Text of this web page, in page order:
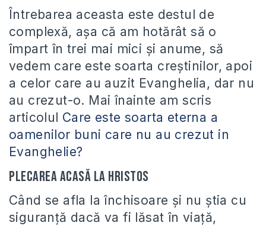
Întrebarea aceasta este destul de
complexă, aşa că am hotărât să o
împart în trei mai mici şi anume, să
vedem care este soarta creştinilor, apoi
a celor care au auzit Evanghelia, dar nu
au crezut-o. Mai înainte am scris
articolul Care este soarta eterna a
oamenilor buni care nu au crezut in
Evanghelie?
Plecarea acasă la Hristos
Când se afla la închisoare şi nu ştia cu
siguranţă dacă va fi lăsat în viaţă,